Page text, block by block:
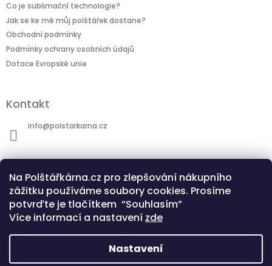
Na Polštářkárna.cz pro zlepšování nákupního
zážitku používáme soubory cookies. Prosíme
potvrďte je tlačítkem “Souhlasím”
Více informací a nastavení zde
Nastavení
Co je sublimační technologie?
Jak se ke mě můj polštářek dostane?
Obchodní podmínky
Podmínky ochrany osobních údajů
Dotace Evropské unie
Kontakt
info@polstarkarna.cz
Dotace Evropské unie Co je sublimační technologie?